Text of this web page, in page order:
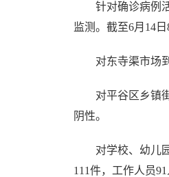
针对确诊病例活
监测。截至6月14
对东寺渠市场到
对平谷区乡镇街
阴性。
对学校、幼儿园
111件，工作人员